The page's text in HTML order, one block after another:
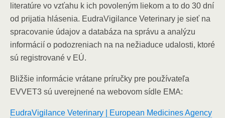
literatúre vo vzťahu k ich povoleným liekom a to do 30 dní
od prijatia hlásenia. EudraVigilance Veterinary je sieť na
spracovanie údajov a databáza na správu a analýzu
informácií o podozreniach na na nežiaduce udalosti, ktoré
sú registrované v EÚ.
Bližšie informácie vrátane príručky pre používateľa
EVVET3 sú uverejnené na webovom sídle EMA:
EudraVigilance Veterinary | European Medicines Agency